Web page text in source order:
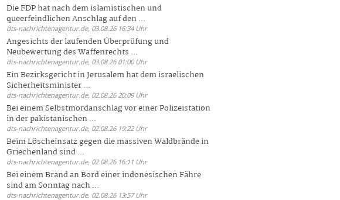
Die FDP hat nach dem islamistischen und
queerfeindlichen Anschlag auf den ...
dts-nachrichtenagentur.de, 03.08.26 16:34 Uhr
Angesichts der laufenden Überprüfung und
Neubewertung des Waffenrechts ...
dts-nachrichtenagentur.de, 03.08.26 01:00 Uhr
Ein Bezirksgericht in Jerusalem hat dem israelischen
Sicherheitsminister ...
dts-nachrichtenagentur.de, 02.08.26 20:09 Uhr
Bei einem Selbstmordanschlag vor einer Polizeistation
in der pakistanischen ...
dts-nachrichtenagentur.de, 02.08.26 19:22 Uhr
Beim Löscheinsatz gegen die massiven Waldbrände in
Griechenland sind ...
dts-nachrichtenagentur.de, 02.08.26 16:11 Uhr
Bei einem Brand an Bord einer indonesischen Fähre
sind am Sonntag nach ...
dts-nachrichtenagentur.de, 02.08.26 13:57 Uhr